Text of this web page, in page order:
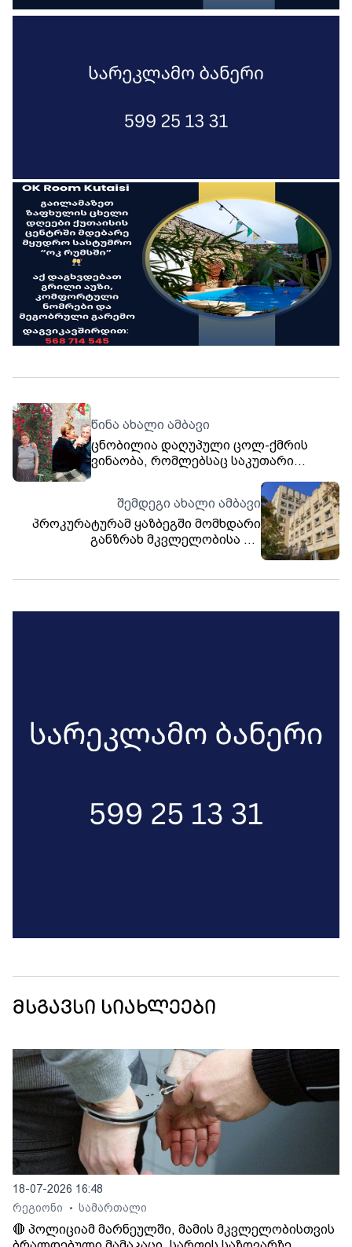
წინა ახალი ამბავი
ცნობილია დაღუპული ცოლ-ქმრის
ვინაობა, რომლებსაც საკუთარი
შემდეგი ახალი ამბავი
პროკურატურამ ყაზბეგში მომხდარი
განზრახ მკვლელობისა და
მსგავსი სიახლეები
18-07-2026 16:48
რეგიონი
• სამართალი
🔴 პოლიციამ მარნეულში, მამის მკვლელობისთვის